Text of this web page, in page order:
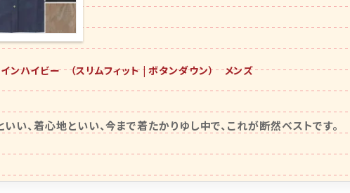
ハイビー （スリムフィット | ボタンダウン） メンズ
いい、着心地といい、今まで着たかりゆし中で、これが断然ベストです。